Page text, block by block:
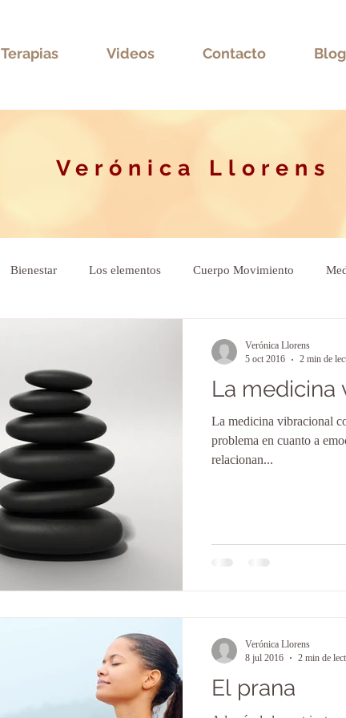
Terapias Videos Contacto Blog
Verónica Llorens
Bienestar Los elementos Cuerpo Movimiento
La medicina
La medicina vibracional
problema en cuanto a
relacionan...
Verónica Llorens
5 oct 2016
2 min de
El prana
Verónica Llorens
8 jul 2016
2 min de